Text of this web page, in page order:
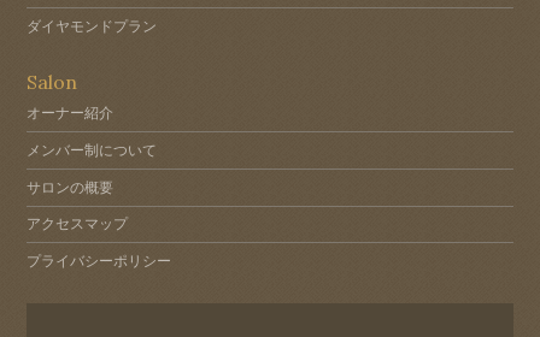
ダイヤモンドプラン
Salon
オーナー紹介
メンバー制について
サロンの概要
アクセスマップ
プライバシーポリシー